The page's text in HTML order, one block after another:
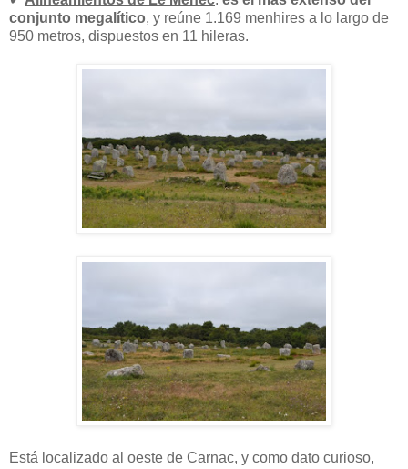
conjunto megalítico, y reúne 1.169 menhires a lo largo de
950 metros, dispuestos en 11 hileras.
Está localizado al oeste de Carnac, y como dato curioso,